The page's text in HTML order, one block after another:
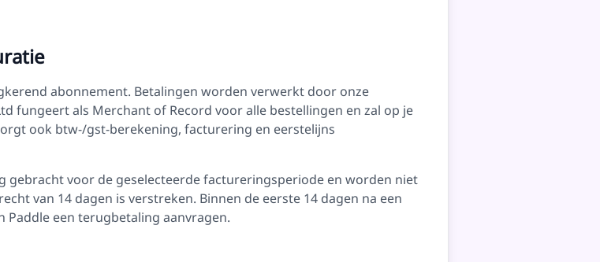
abonnement. Betalingen worden verwerkt door onze
fungeert als Merchant of Record voor alle bestellingen en zal op je
ook btw-/gst-berekening, facturering en eerstelijns
voor de geselecteerde factureringsperiode en worden niet
van 14 dagen is verstreken. Binnen de eerste 14 dagen na een
Paddle een terugbetaling aanvragen.